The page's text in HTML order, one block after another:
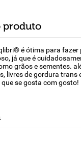
produto
é ótima para fazer
já que é
grãos e sementes.
livres de gordura trans
se gosta com gosto!